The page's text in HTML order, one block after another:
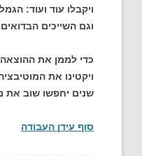
ויקבלו עוד ועוד:
וגם השייכים הבדואים הנושאים 16 נשים מעזה
כדי לממן את
ויקטינו את
שנים יחפשו שוב את
סוף עידן העבודה